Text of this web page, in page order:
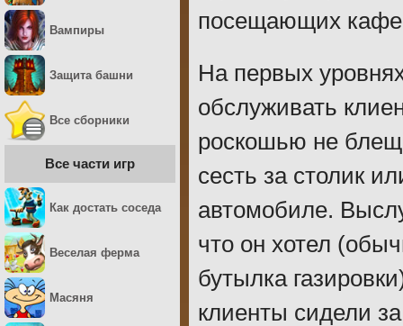
посещающих
На первых
обслуживать
роскошью не
сесть за столик
автомобиле.
что он хотел
бутылка
клиенты сидели
Вампиры
Защита башни
Все сборники
Все части игр
Как достать соседа
Веселая ферма
Масяня